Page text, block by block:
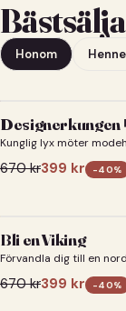
Honom Henne
Designerkungen
Kunglig lyx möter
670kr399 kr -40%
Bli en Viking
Förvandla dig till en
ett episkt vikingaporträtt.
670kr399 kr -40%